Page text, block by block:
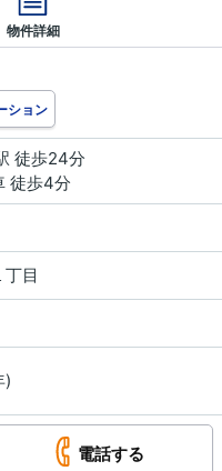
物件詳細
ション
徒歩24分
徒歩4分
目
)
電話する